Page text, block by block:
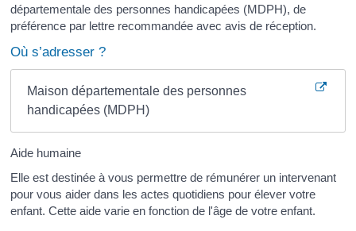
départementale des personnes handicapées (MDPH), de
préférence par lettre recommandée avec avis de réception.
Où s’adresser ?
Maison départementale des personnes
handicapées (MDPH)
Aide humaine
Elle est destinée à vous permettre de rémunérer un intervenant
pour vous aider dans les actes quotidiens pour élever votre
enfant. Cette aide varie en fonction de l'âge de votre enfant.